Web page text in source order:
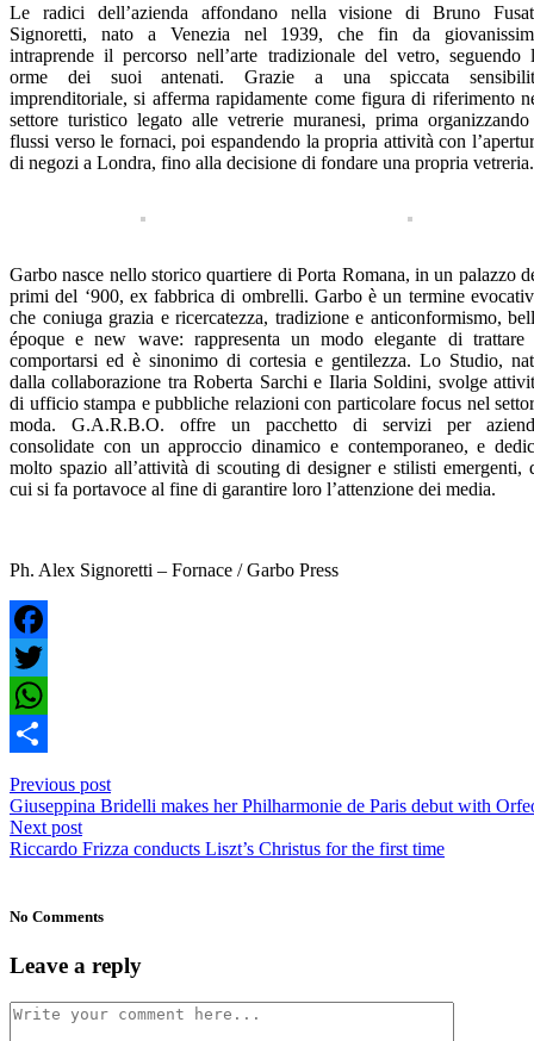
Le radici dell’azienda affondano nella visione di Bruno
Signoretti, nato a Venezia nel 1939, che fin da
intraprende il percorso nell’arte tradizionale del vetro, seguendo
orme dei suoi antenati. Grazie a una spiccata
imprenditoriale, si afferma rapidamente come figura di riferimento
settore turistico legato alle vetrerie muranesi, prima
flussi verso le fornaci, poi espandendo la propria attività con
di negozi a Londra, fino alla decisione di fondare una propria vetreria.
Garbo nasce nello storico quartiere di Porta Romana, in un palazzo
primi del ‘900, ex fabbrica di ombrelli. Garbo è un termine
che coniuga grazia e ricercatezza, tradizione e anticonformismo,
époque e new wave: rappresenta un modo elegante di trattare
comportarsi ed è sinonimo di cortesia e gentilezza. Lo Studio,
dalla collaborazione tra Roberta Sarchi e Ilaria Soldini, svolge
di ufficio stampa e pubbliche relazioni con particolare focus nel
moda. G.A.R.B.O. offre un pacchetto di servizi per
consolidate con un approccio dinamico e contemporaneo, e
molto spazio all’attività di scouting di designer e stilisti emergenti,
cui si fa portavoce al fine di garantire loro l’attenzione dei media.
Ph. Alex Signoretti – Fornace / Garbo Press
Facebook
Twitter
WhatsApp
Previous post
Giuseppina Bridelli makes her Philharmonie de Paris debut with
Next post
Riccardo Frizza conducts Liszt’s Christus for the first time
No Comments
Leave a reply